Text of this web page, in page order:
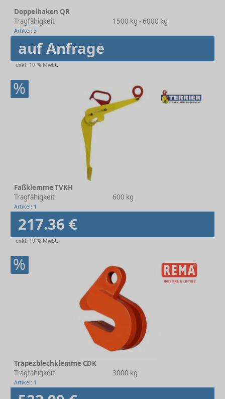
Doppelhaken QR
Tragfähigkeit
1500 kg - 6000 kg
Artikel: 3
auf Anfrage
exkl. 19 % MwSt.
%
Faßklemme TVKH
Tragfähigkeit
600 kg
Artikel: 1
217.36 €
exkl. 19 % MwSt.
%
Trapezblechklemme CDK
Tragfähigkeit
3000 kg
Artikel: 1